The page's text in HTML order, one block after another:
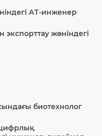
АТ-инженер
жөніндегі
биотехнолог